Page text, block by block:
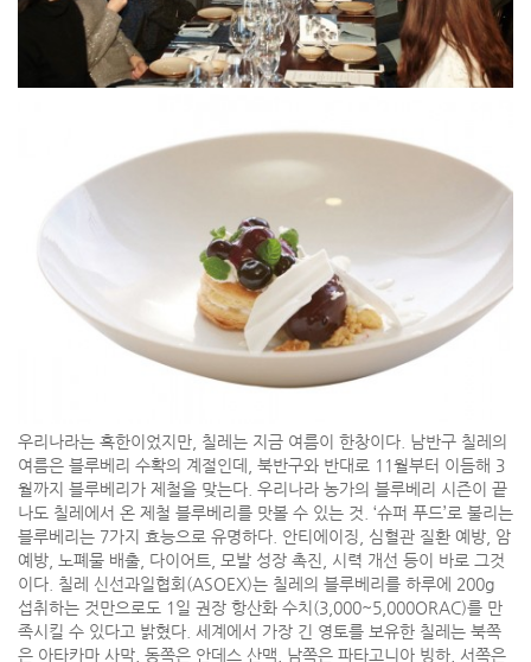
우리나라는 혹한이었지만, 칠레는 지금 여름이 한창이다. 남반구 칠레의
여름은 블루베리 수확의 계절인데, 북반구와 반대로 11월부터 이듬해 3
월까지 블루베리가 제철을 맞는다. 우리나라 농가의 블루베리 시즌이 끝
나도 칠레에서 온 제철 블루베리를 맛볼 수 있는 것. ‘슈퍼 푸드’로 불리는
블루베리는 7가지 효능으로 유명하다. 안티에이징, 심혈관 질환 예방, 암
예방, 노폐물 배출, 다이어트, 모발 성장 촉진, 시력 개선 등이 바로 그것
이다. 칠레 신선과일협회(ASOEX)는 칠레의 블루베리를 하루에 200g
섭취하는 것만으로도 1일 권장 항산화 수치(3,000~5,000ORAC)를 만
족시킬 수 있다고 밝혔다. 세계에서 가장 긴 영토를 보유한 칠레는 북쪽
은 아타카마 사막, 동쪽은 안데스 산맥, 남쪽은 파타고니아 빙하, 서쪽은